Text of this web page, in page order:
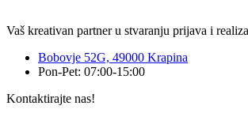
Vaš kreativan partner u stvaranju prijava i
Bobovje 52G, 49000 Krapina
Pon-Pet: 07:00-15:00
Kontaktirajte nas!